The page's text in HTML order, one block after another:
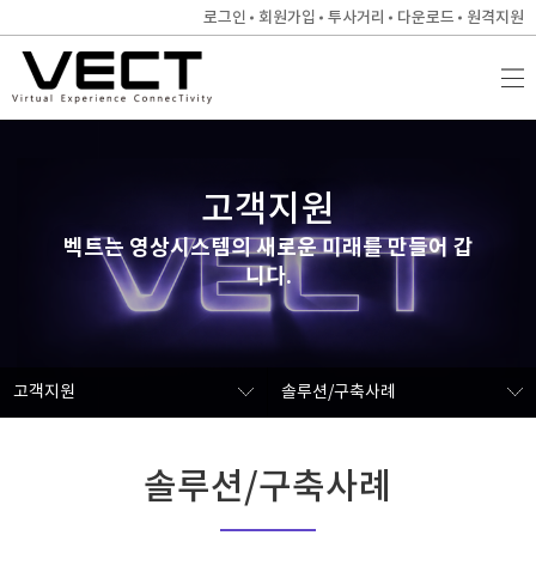
로그인 회원가입 투사거리 다운로드 원격지원
고객지원
벡트는 영상시스템의 새로운 미래를 만들어 갑
니다.
고객지원 솔루션/구축사례
솔루션/구축사례